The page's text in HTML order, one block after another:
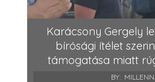
Karácsony Gergely
bírósági ítélet
támogatása miatt
BY: